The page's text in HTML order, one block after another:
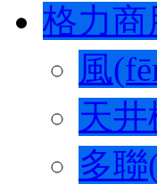
格力商
風
天
多